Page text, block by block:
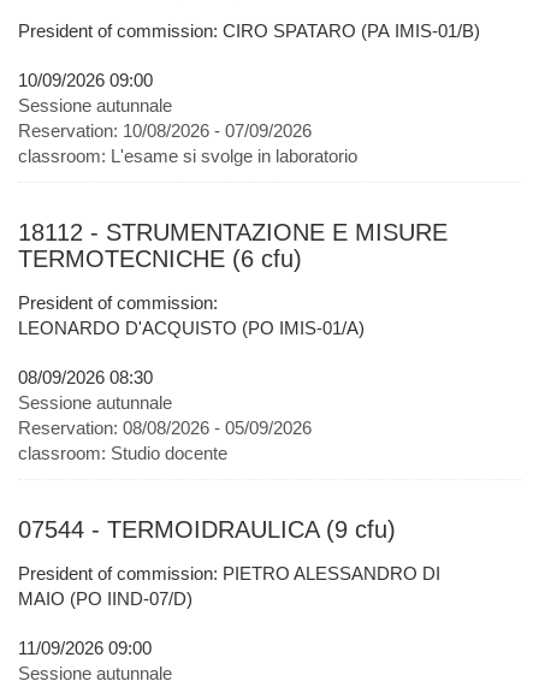
President of commission: CIRO SPATARO (PA IMIS-01/B)
10/09/2026 09:00
Sessione autunnale
Reservation: 10/08/2026 - 07/09/2026
classroom: L'esame si svolge in laboratorio
18112 - STRUMENTAZIONE E MISURE
TERMOTECNICHE (6 cfu)
President of commission:
LEONARDO D'ACQUISTO (PO IMIS-01/A)
08/09/2026 08:30
Sessione autunnale
Reservation: 08/08/2026 - 05/09/2026
classroom: Studio docente
07544 - TERMOIDRAULICA (9 cfu)
President of commission: PIETRO ALESSANDRO DI
MAIO (PO IIND-07/D)
11/09/2026 09:00
Sessione autunnale